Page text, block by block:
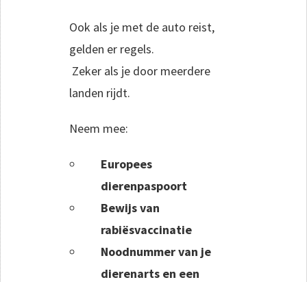
Ook als je met de auto reist,
gelden er regels.
Zeker als je door meerdere
landen rijdt.
Neem mee:
Europees
dierenpaspoort
Bewijs van
rabiësvaccinatie
Noodnummer van je
dierenarts en een